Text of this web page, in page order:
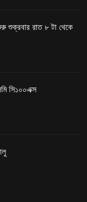
শুক্রবার রাত ৮ টা থেকে
সি১০০এক্স